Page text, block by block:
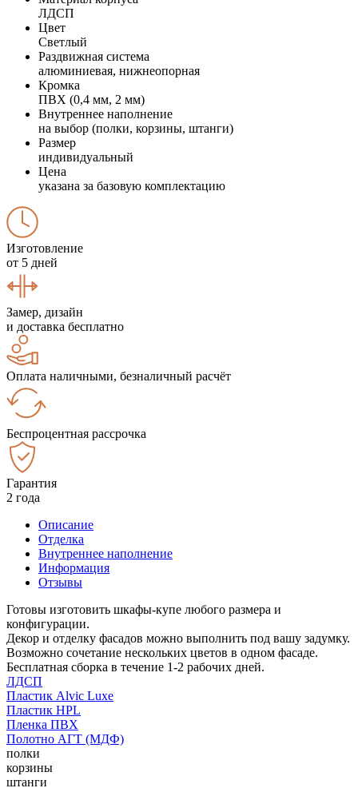
ЛДСП
Цвет
Светлый
Раздвижная система
алюминиевая, нижнеопорная
Кромка
ПВХ (0,4 мм, 2 мм)
Внутреннее наполнение
на выбор (полки, корзины, штанги)
Размер
индивидуальный
Цена
указана за базовую комплектацию
Изготовление
от 5 дней
Замер, дизайн
и доставка бесплатно
Оплата наличными, безналичный расчёт
Беспроцентная рассрочка
Гарантия
2 года
Описание
Отделка
Внутреннее наполнение
Информация
Отзывы
Готовы изготовить шкафы-купе любого размера и
конфигурации.
Декор и отделку фасадов можно выполнить под вашу задумку.
Возможно сочетание нескольких цветов в одном фасаде.
Бесплатная сборка в течение 1-2 рабочих дней.
ЛДСП
Пластик Alvic Luxe
Пластик HPL
Пленка ПВХ
Полотно АГТ (МДФ)
полки
корзины
штанги